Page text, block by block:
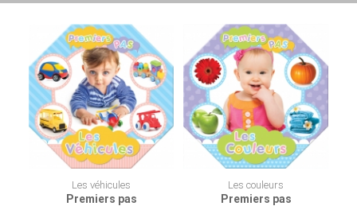
Les véhicules
Premiers pas
Les couleurs
Premiers pas